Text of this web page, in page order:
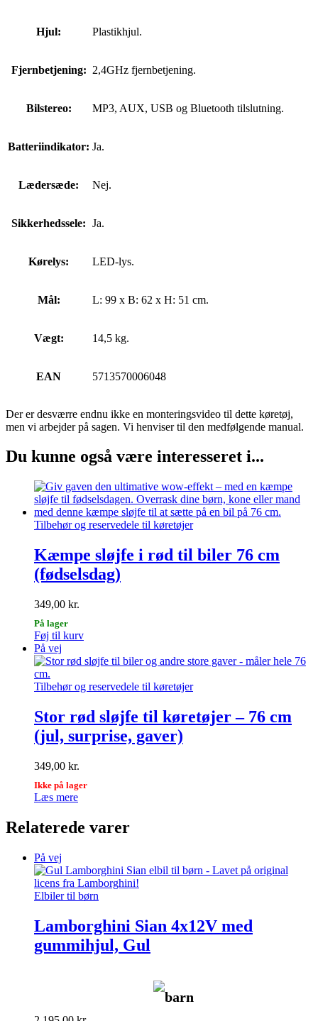
Hjul: Plastikhjul.
Fjernbetjening: 2,4GHz fjernbetjening.
Bilstereo: MP3, AUX, USB og Bluetooth tilslutning.
Batteriindikator: Ja.
Lædersæde: Nej.
Sikkerhedssele: Ja.
Kørelys: LED-lys.
Mål: L: 99 x B: 62 x H: 51 cm.
Vægt: 14,5 kg.
EAN 5713570006048
Der er desværre endnu ikke en monteringsvideo til dette køretøj,
men vi arbejder på sagen. Vi henviser til den medfølgende manual.
Du kunne også være interesseret i...
Tilbehør og reservedele til køretøjer
Kæmpe sløjfe i rød til biler 76 cm
(fødselsdag)
349,00 kr.
På lager
Føj til kurv
På vej
Tilbehør og reservedele til køretøjer
Stor rød sløjfe til køretøjer – 76 cm
(jul, surprise, gaver)
349,00 kr.
Ikke på lager
Læs mere
Relaterede varer
På vej
Elbiler til børn
Lamborghini Sian 4x12V med
gummihjul, Gul
barn